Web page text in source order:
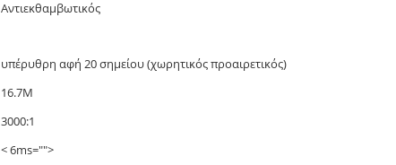
Αντιεκθαμβωτικός
υπέρυθρη αφή 20 σημείου (χωρητικός προαιρετικός)
16.7M
3000:1
< 6ms="">